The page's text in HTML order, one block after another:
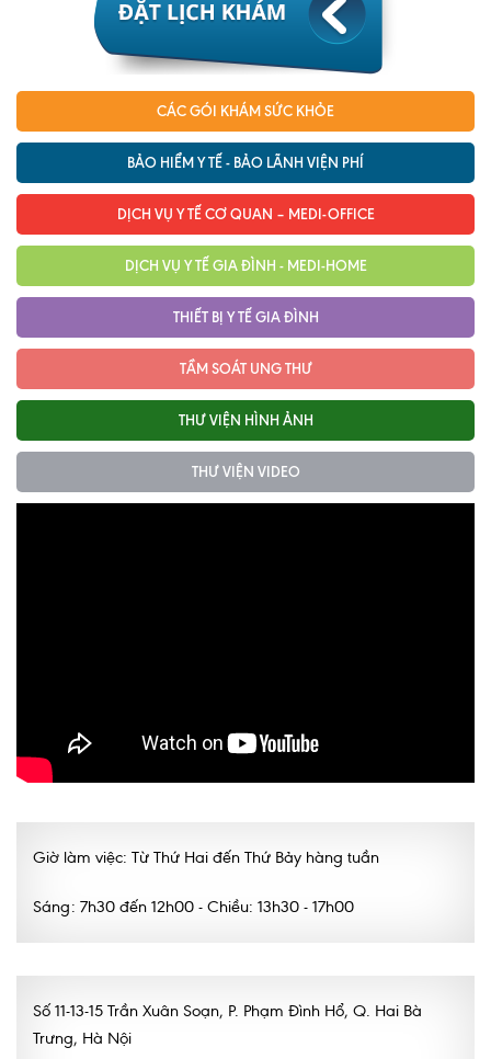
Lấy mẫu xét nghiệm tại nhà
Bảo hiểm Y tế
Bảo lãnh viện phí
TUYỂN DỤNG TRA CỨU HỒ SƠ
CÁC GÓI KHÁM SỨC KHỎE
BẢO HIỂM Y TẾ - BẢO LÃNH VIỆN PHÍ
DỊCH VỤ Y TẾ CƠ QUAN – MEDI-OFFICE
DỊCH VỤ Y TẾ GIA ĐÌNH - MEDI-HOME
THIẾT BỊ Y TẾ GIA ĐÌNH
TẦM SOÁT UNG THƯ
THƯ VIỆN HÌNH ẢNH
THƯ VIỆN VIDEO
Giờ làm việc: Từ Thứ Hai đến Thứ Bảy hàng tuần
Sáng: 7h30 đến 12h00 - Chiều: 13h30 - 17h00
Số 11-13-15 Trần Xuân Soạn, P. Phạm Đình Hổ, Q. Hai Bà
Trưng, Hà Nội